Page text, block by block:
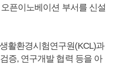
픈이노베이션 부서를 신설
활환경시험연구원(KCL)과
증, 연구개발 협력 등을 아